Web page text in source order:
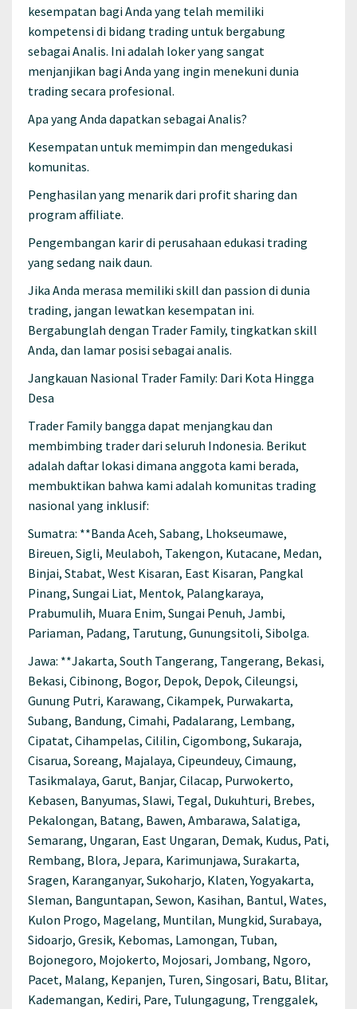
kesempatan bagi Anda yang telah memiliki
kompetensi di bidang trading untuk bergabung
sebagai Analis. Ini adalah loker yang sangat
menjanjikan bagi Anda yang ingin menekuni dunia
trading secara profesional.
Apa yang Anda dapatkan sebagai Analis?
Kesempatan untuk memimpin dan mengedukasi
komunitas.
Penghasilan yang menarik dari profit sharing dan
program affiliate.
Pengembangan karir di perusahaan edukasi trading
yang sedang naik daun.
Jika Anda merasa memiliki skill dan passion di dunia
trading, jangan lewatkan kesempatan ini.
Bergabunglah dengan Trader Family, tingkatkan skill
Anda, dan lamar posisi sebagai analis.
Jangkauan Nasional Trader Family: Dari Kota Hingga
Desa
Trader Family bangga dapat menjangkau dan
membimbing trader dari seluruh Indonesia. Berikut
adalah daftar lokasi dimana anggota kami berada,
membuktikan bahwa kami adalah komunitas trading
nasional yang inklusif:
Sumatra: **Banda Aceh, Sabang, Lhokseumawe,
Bireuen, Sigli, Meulaboh, Takengon, Kutacane, Medan,
Binjai, Stabat, West Kisaran, East Kisaran, Pangkal
Pinang, Sungai Liat, Mentok, Palangkaraya,
Prabumulih, Muara Enim, Sungai Penuh, Jambi,
Pariaman, Padang, Tarutung, Gunungsitoli, Sibolga.
Jawa: **Jakarta, South Tangerang, Tangerang, Bekasi,
Bekasi, Cibinong, Bogor, Depok, Depok, Cileungsi,
Gunung Putri, Karawang, Cikampek, Purwakarta,
Subang, Bandung, Cimahi, Padalarang, Lembang,
Cipatat, Cihampelas, Cililin, Cigombong, Sukaraja,
Cisarua, Soreang, Majalaya, Cipeundeuy, Cimaung,
Tasikmalaya, Garut, Banjar, Cilacap, Purwokerto,
Kebasen, Banyumas, Slawi, Tegal, Dukuhturi, Brebes,
Pekalongan, Batang, Bawen, Ambarawa, Salatiga,
Semarang, Ungaran, East Ungaran, Demak, Kudus, Pati,
Rembang, Blora, Jepara, Karimunjawa, Surakarta,
Sragen, Karanganyar, Sukoharjo, Klaten, Yogyakarta,
Sleman, Banguntapan, Sewon, Kasihan, Bantul, Wates,
Kulon Progo, Magelang, Muntilan, Mungkid, Surabaya,
Sidoarjo, Gresik, Kebomas, Lamongan, Tuban,
Bojonegoro, Mojokerto, Mojosari, Jombang, Ngoro,
Pacet, Malang, Kepanjen, Turen, Singosari, Batu, Blitar,
Kademangan, Kediri, Pare, Tulungagung, Trenggalek,